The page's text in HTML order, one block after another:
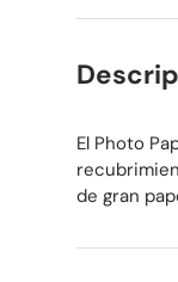
El Photo
de gran